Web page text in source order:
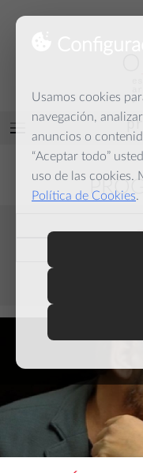
Usamos cookies
navegación,
anuncios o
“Aceptar todo”
uso de las cookies.
Política de Cookies.
y